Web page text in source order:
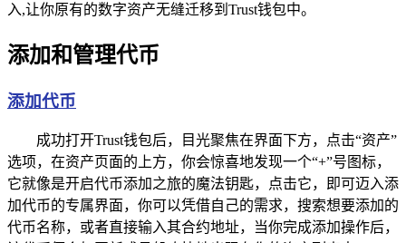
入,让你原有的数字资产无缝迁移到Trust钱包中。
添加和管理代币
添加代币
成功打开Trust钱包后，目光聚焦在界面下方，点击“资产”
选项，在资产页面的上方，你会惊喜地发现一个“+”号图标，
它就像是开启代币添加之旅的魔法钥匙，点击它，即可迈入添
加代币的专属界面，你可以凭借自己的需求，搜索想要添加的
代币名称，或者直接输入其合约地址，当你完成添加操作后，